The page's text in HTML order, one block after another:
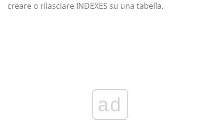
creare o rilasciare INDEXES su una tabella.
ad